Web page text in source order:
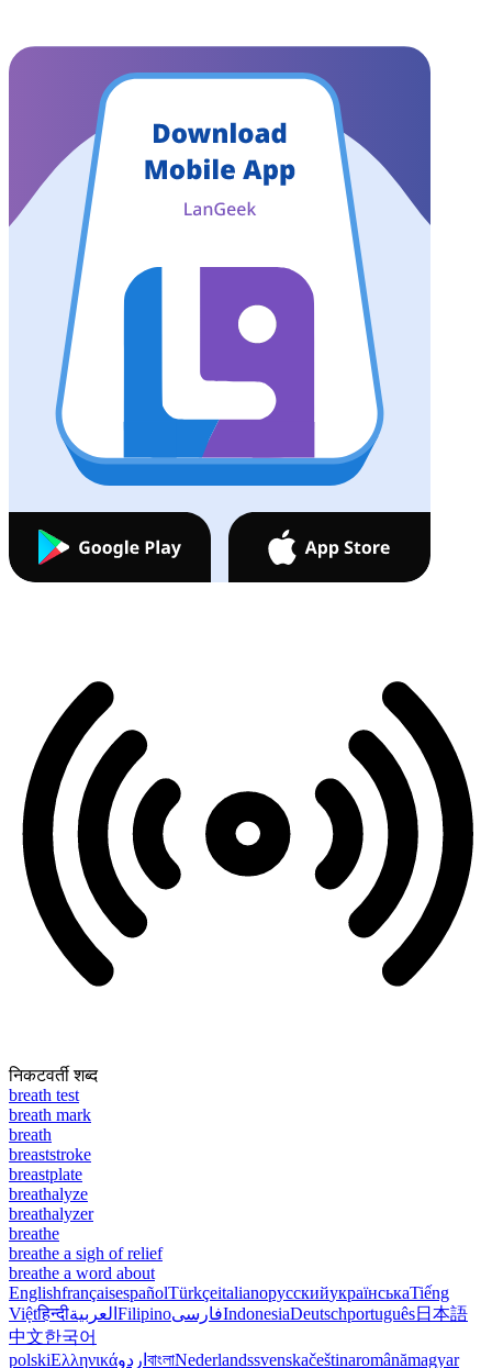
निकटवर्ती शब्द
breath test
breath mark
breath
breaststroke
breastplate
breathalyze
breathalyzer
breathe
breathe a sigh of relief
breathe a word about
EnglishfrançaisespañolTürkçeitalianoрусскийукраїнськаTiếng
Việtहिन्दीالعربية FilipinoفارسیIndonesiaDeutschportuguês日本語
中文한국어
polskiΕλληνικάاردو বাংলাNederlandssvenskačeštinaromânămagyar